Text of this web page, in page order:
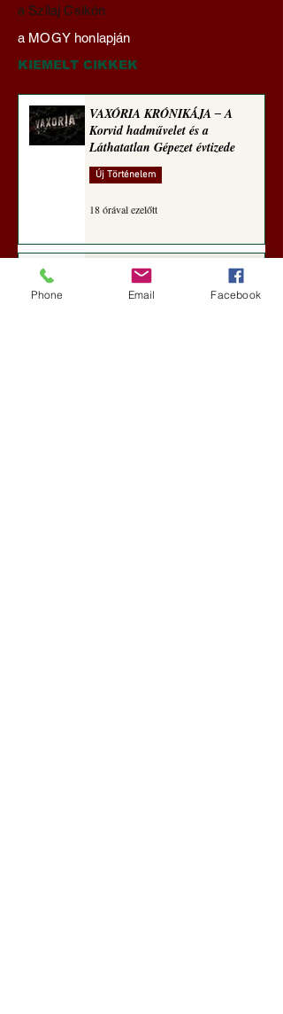
Darai Lajos:
Naplóbölcsességeim
(2021)
a Szilaj Csikón
a MOGY honlapján
KIEMELT CIKKEK
VAXÓRIA KRÓNIKÁJA ‒ A
Korvid hadművelet és a
Láthatatlan Gépezet évtizede
Új Történelem
18 órával ezelőtt
Darai Lajos: Naplóbölcsességeim
Phone Email Facebook